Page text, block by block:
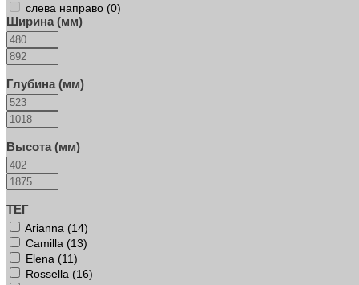
слева направо (0)
Ширина (мм)
Глубина (мм)
Высота (мм)
ТЕГ
Arianna (14)
Camilla (13)
Elena (11)
Rossella (16)